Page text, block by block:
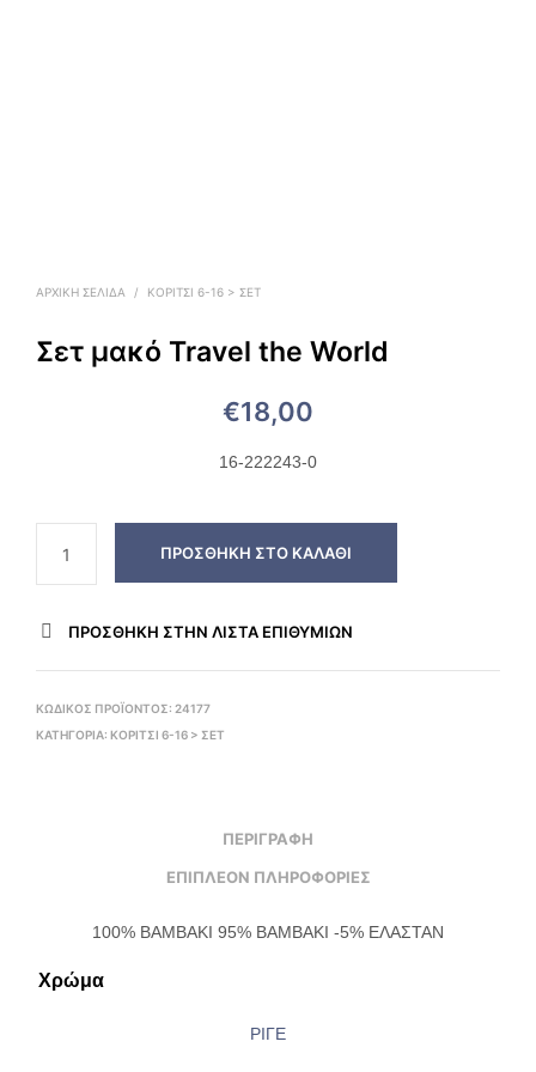
ΑΡΧΙΚΉ ΣΕΛΊΔΑ / ΚΟΡΙΤΣΙ 6-16 > ΣΕΤ
Σετ μακό Travel the World
€18,00
16-222243-0
ΠΡΟΣΘΉΚΗ ΣΤΟ ΚΑΛΆΘΙ
ΠΡΌΣΘΉΚΗ ΣΤΗΝ ΛΊΣΤΑ ΕΠΙΘΥΜΙΏΝ
ΚΩΔΙΚΌΣ ΠΡΟΪΌΝΤΟΣ: 24177
ΚΑΤΗΓΟΡΊΑ: ΚΟΡΙΤΣΙ 6-16 > ΣΕΤ
ΠΕΡΙΓΡΑΦΉ
ΕΠΙΠΛΈΟΝ ΠΛΗΡΟΦΟΡΊΕΣ
100% ΒΑΜΒΑΚΙ 95% ΒΑΜΒΑΚΙ -5% ΕΛΑΣΤΑΝ
Χρώμα
ΡΙΓΕ